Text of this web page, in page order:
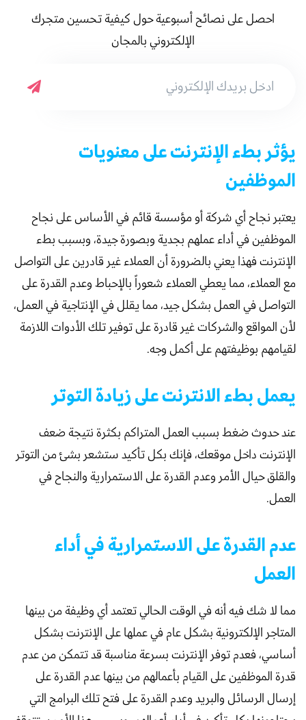
احصل على نصائح أسبوعية حول كيفية تحسين متجرك
الإلكتروني بالمجان
يؤثر بطء الإنترنت على معنويات
الموظفين
يعتبر نجاح أي شركة أو مؤسسة قائم في الأساس على نجاح
الموظفين في أداء عملهم بجدية وبصورة جيدة، وبسبب بطء
الإنترنت فهذا يعني بالضرورة أن العملاء غير قادرين على التواصل
مع العملاء، مما يعطي العملاء شعوراً بالإحباط وعدم القدرة على
التواصل في العمل بشكل جيد، مما يقلل في الإنتاجية في العمل،
لأن المواقع والشركات غير قادرة على توفير تلك الأدوات اللازمة
لقيامهم بوظيفتهم على أكمل وجه.
يعمل بطء الانترنت على زيادة التوتر
عند حدوث ضغط بسبب العمل المتراكم بكثرة نتيجة ضعف
الإنترنت داخل موقعك، فإنك بكل تأكيد ستشعر بشئ من التوتر
والقلق حيال الأمر وعدم القدرة على الاستمرارية والنجاح في
العمل.
عدم القدرة على الاستمرارية في أداء
العمل
مما لا شك فيه أنه في الوقت الحالي تعتمد أي وظيفة من بينها
المتاجر الإلكترونية بشكل عام في عملها على الإنترنت بشكل
أساسي، فعدم توفر الإنترنت بسرعة مناسبة قد تتمكن من عدم
قدرة الموظفين على القيام بأعمالهم من بينها عدم القدرة على
إرسال الرسائل والبريد وعدم القدرة على فتح تلك البرامج التي